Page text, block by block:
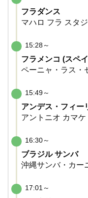
フラダンス
マハロ フラ スタ
15:28～
フラメンコ (スペ
ペーニャ・ラス・
15:49～
アンデス・フィー
アントニオ カマケ
16:30～
ブラジル サンバ
沖縄サンバ・カー
17:01～